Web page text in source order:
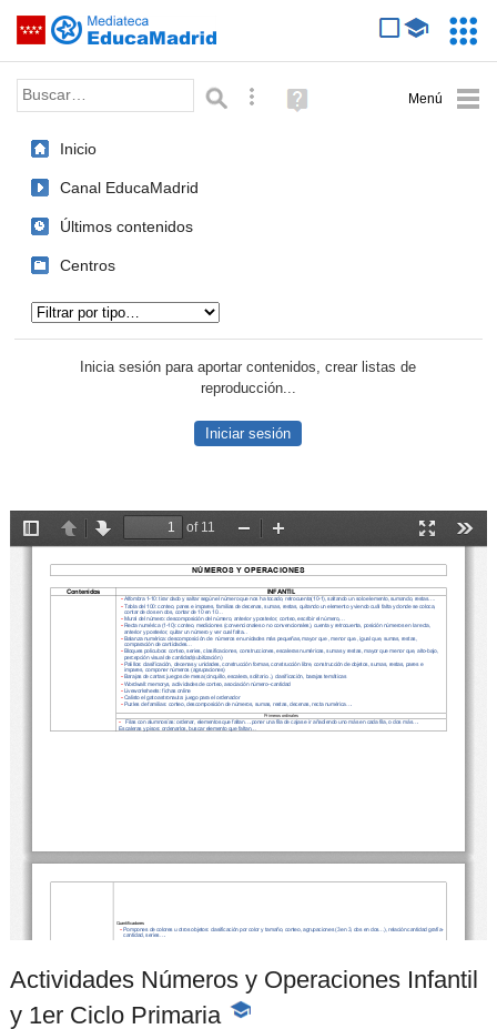
Saltar navegación
Palabra o frase: Búsqueda avanzada
Ayuda
(en
Inicio
Canal EducaMadrid
Últimos contenidos
Centros
Inicia sesión para aportar contenidos, crear listas de
reproducción...
Iniciar sesión
Actividades Números y Operaciones Infantil
y 1er Ciclo Primaria -